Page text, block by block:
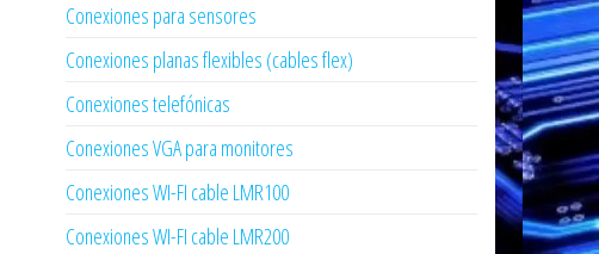
Conexiones para sensores
Conexiones planas flexibles (cables flex)
Conexiones telefónicas
Conexiones VGA para monitores
Conexiones WI-FI cable LMR100
Conexiones WI-FI cable LMR200